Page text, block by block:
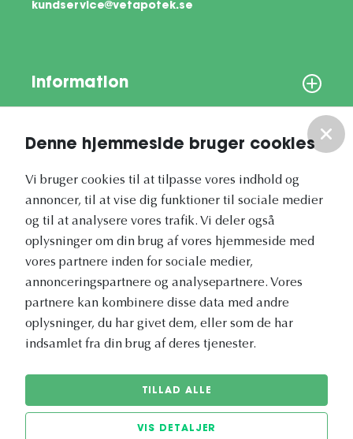
Denne hjemmeside bruger cookies
Vi bruger cookies til at tilpasse vores indhold og
annoncer, til at vise dig funktioner til sociale medier
og til at analysere vores trafik. Vi deler også
oplysninger om din brug af vores hjemmeside med
vores partnere inden for sociale medier,
annonceringspartnere og analysepartnere. Vores
partnere kan kombinere disse data med andre
oplysninger, du har givet dem, eller som de har
indsamlet fra din brug af deres tjenester.
TILLAD ALLE
VIS DETALJER
kundservice@vetapotek.se
Information
Vores nyhedsbrev
Vetapotek.dk er en del af
Evidensia
Dyresundhedspleje